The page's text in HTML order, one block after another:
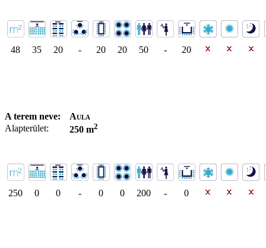
48 35 20 - 20 20 50 - 20
A terem neve:
Aula
Alapterület:
250 m2
250 0 0 - 0 0 200 - 0